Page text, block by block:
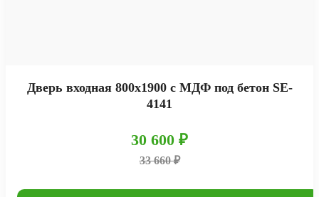
Дверь входная 800х1900 с МДФ под бетон SE-
4141
30 600 ₽
33 660 ₽